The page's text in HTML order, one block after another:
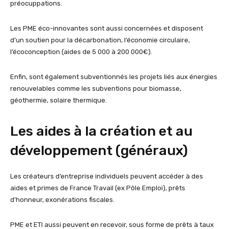
préocuppations.
Les PME éco-innovantes sont aussi concernées et disposent
d’un soutien pour la décarbonation, l’économie circulaire,
l’écoconception (aides de 5 000 à 200 000€).
Enfin, sont également subventionnés les projets liés aux énergies
renouvelables comme les subventions pour biomasse,
géothermie, solaire thermique.
Les aides à la création et au
développement (généraux)
Les créateurs d’entreprise individuels peuvent accéder à des
aides et primes de France Travail (ex Pôle Emploi), prêts
d’honneur, exonérations fiscales.
PME et ETI aussi peuvent en recevoir, sous forme de prêts à taux